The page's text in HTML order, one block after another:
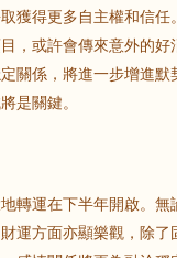
獲得更多自主權和信
，或許會傳來意外的
關係，將進一步增進
是關鍵。
轉運在下半年開啟。
運方面亦顯樂觀，除